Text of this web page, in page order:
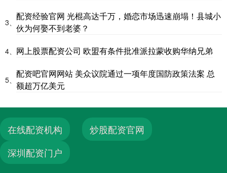
3、
配资经验官网 光棍高达千万，婚恋市场迅速崩塌！县城小
伙为何娶不到老婆？
4、 网上股票配资公司 欧盟有条件批准派拉蒙收购华纳兄弟
5、
配资吧官网网站 美众议院通过一项年度国防政策法案 总
额超万亿美元
在线配资机构
炒股配资官网
深圳配资门户